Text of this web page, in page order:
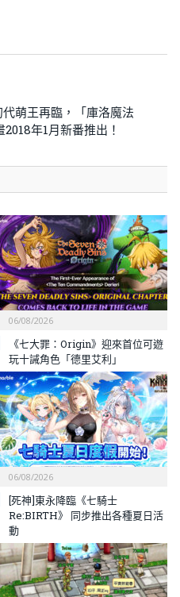
代萌王再臨，「庫洛魔法
年1月新番推出！
06/08/2026
《七大罪：Origin》迎來首位可遊
玩十誡角色「德里艾利」
06/08/2026
[死神]東永降臨《七騎士
Re:BIRTH》 同步推出各種夏日活
動